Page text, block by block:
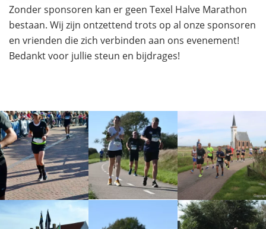
Zonder sponsoren kan er geen Texel Halve Marathon
bestaan. Wij zijn ontzettend trots op al onze sponsoren
en vrienden die zich verbinden aan ons evenement!
Bedankt voor jullie steun en bijdrages!